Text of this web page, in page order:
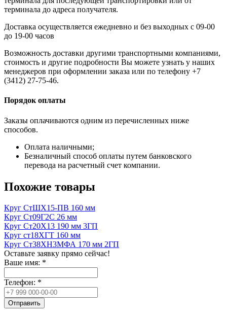
терминала до адреса получателя.
Доставка осуществляется ежедневно и без выходных с 09-00
до 19-00 часов
Возможность доставки другими транспортными компаниями,
стоимость и другие подробности Вы можете узнать у наших
менеджеров при оформлении заказа или по телефону +7
(3412) 27-75-46.
Порядок оплаты
Заказы оплачиваются одним из перечисленных ниже
способов.
Оплата наличными;
Безналичный способ оплаты путем банковского
перевода на расчетный счет компании.
Похожие товары
Круг СтШХ15-ПВ 160 мм
Круг Ст09Г2С 26 мм
Круг Ст20Х13 190 мм 3ГП
Круг ст18ХГТ 160 мм
Круг Ст38ХН3МФА 170 мм 2ГП
Оставьте заявку прямо сейчас!
Ваше имя: *
Телефон: *
Отправить